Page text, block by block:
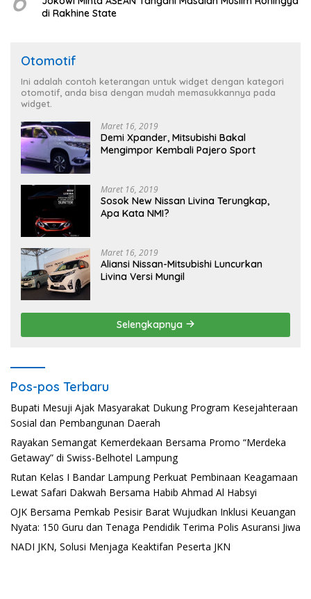
di Rakhine State
Otomotif
Ini adalah contoh keterangan untuk widget dengan kategori
otomotif, anda bisa dengan mudah memasukkannya pada
widget.
Maret 16, 2019
Demi Xpander, Mitsubishi Bakal
Mengimpor Kembali Pajero Sport
Maret 16, 2019
Sosok New Nissan Livina Terungkap,
Apa Kata NMI?
Maret 16, 2019
Aliansi Nissan-Mitsubishi Luncurkan
Livina Versi Mungil
Selengkapnya
Pos-pos Terbaru
Bupati Mesuji Ajak Masyarakat Dukung Program Kesejahteraan
Sosial dan Pembangunan Daerah
Rayakan Semangat Kemerdekaan Bersama Promo “Merdeka
Getaway” di Swiss-Belhotel Lampung
Rutan Kelas I Bandar Lampung Perkuat Pembinaan Keagamaan
Lewat Safari Dakwah Bersama Habib Ahmad Al Habsyi
OJK Bersama Pemkab Pesisir Barat Wujudkan Inklusi Keuangan
Nyata: 150 Guru dan Tenaga Pendidik Terima Polis Asuransi Jiwa
NADI JKN, Solusi Menjaga Keaktifan Peserta JKN